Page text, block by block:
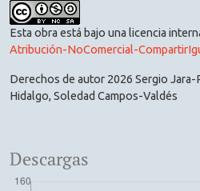
Esta obra está bajo una licencia
Atribución-NoComercial-
Derechos de autor 2026 Sergio
Hidalgo, Soledad Campos-Valdés
Descargas